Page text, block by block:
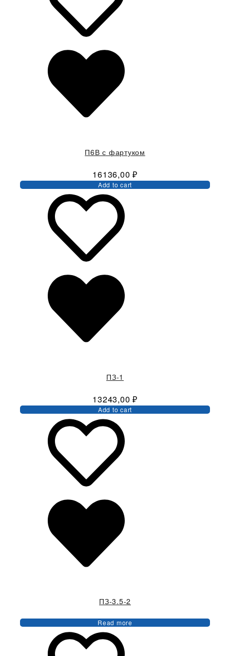
П6В с фартуком
16136,00 ₽
Add to cart
ПЗ-1
13243,00 ₽
Add to cart
ПЗ-3.5-2
Read more